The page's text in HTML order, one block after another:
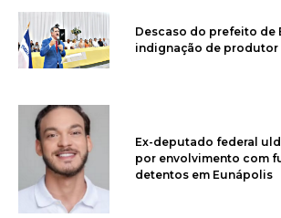
Descaso do prefeito de
indignação de produtor
Ex-deputado federal
por envolvimento com
detentos em Eunápolis